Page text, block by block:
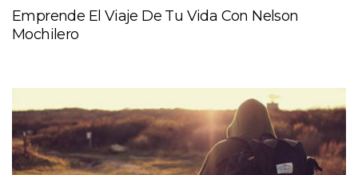
Emprende El Viaje De Tu Vida Con Nelson
Mochilero